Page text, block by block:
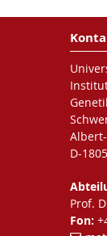
D-
Prof.
Fon: